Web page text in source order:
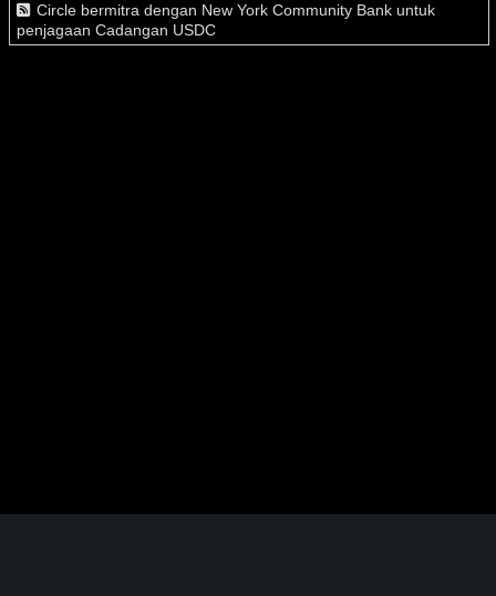
Circle bermitra dengan New York Community Bank untuk
penjagaan Cadangan USDC